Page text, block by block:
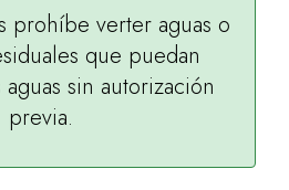
prohíbe verter aguas o
que puedan
sin autorización
previa.